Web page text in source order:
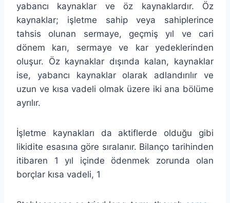
yabancı kaynaklar ve öz kaynaklardır. Öz
kaynaklar; işletme sahip veya sahiplerince
tahsis olunan sermaye, geçmiş yıl ve cari
dönem karı, sermaye ve kar yedeklerinden
oluşur. Öz kaynaklar dışında kalan, kaynaklar
ise, yabancı kaynaklar olarak adlandırılır ve
uzun ve kısa vadeli olmak üzere iki ana bölüme
ayrılır.
İşletme kaynakları da aktiflerde olduğu gibi
likidite esasına göre sıralanır. Bilanço tarihinden
itibaren 1 yıl içinde ödenmek zorunda olan
borçlar kısa vadeli, 1